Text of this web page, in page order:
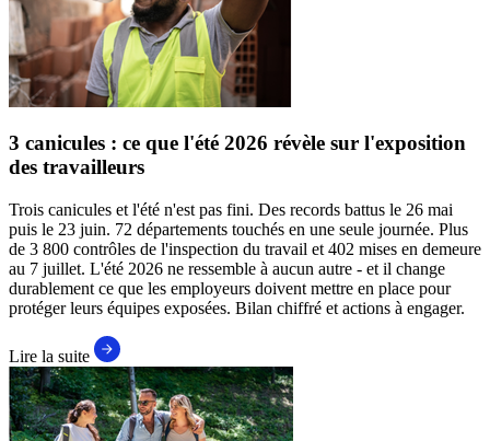
3 canicules : ce que l'été 2026 révèle sur l'exposition
des travailleurs
Trois canicules et l'été n'est pas fini. Des records battus le 26 mai
puis le 23 juin. 72 départements touchés en une seule journée. Plus
de 3 800 contrôles de l'inspection du travail et 402 mises en demeure
au 7 juillet. L'été 2026 ne ressemble à aucun autre - et il change
durablement ce que les employeurs doivent mettre en place pour
protéger leurs équipes exposées. Bilan chiffré et actions à engager.
Lire la suite